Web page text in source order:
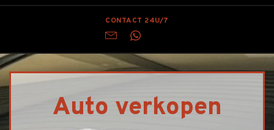
CONTACT 24U/7
Auto verkopen